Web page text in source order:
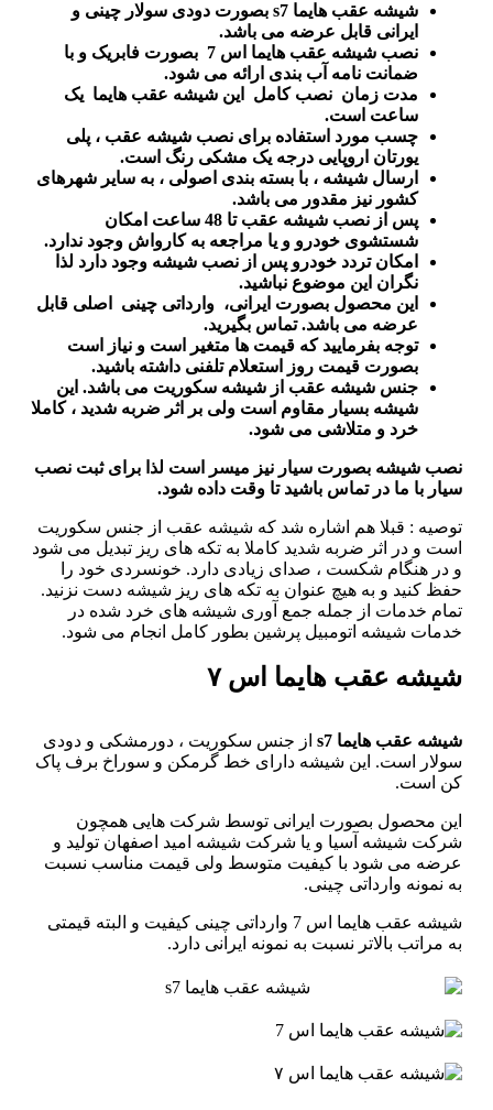
شیشه عقب هایما s7 بصورت دودی سولار چینی و
ایرانی قابل عرضه می باشد.
نصب شیشه عقب هایما اس 7 بصورت فابریک و با
ضمانت نامه آب بندی ارائه می شود.
مدت زمان نصب کامل این شیشه عقب هایما یک
ساعت است.
چسب مورد استفاده برای نصب شیشه عقب ، پلی
یورتان اروپایی درجه یک مشکی رنگ است.
ارسال شیشه ، با بسته بندی اصولی ، به سایر شهرهای
کشور نیز مقدور می باشد.
پس از نصب شیشه عقب تا 48 ساعت امکان
شستشوی خودرو و یا مراجعه به کارواش وجود ندارد.
امکان تردد خودرو پس از نصب شیشه وجود دارد لذا
نگران این موضوع نباشید.
این محصول بصورت ایرانی، وارداتی چینی اصلی قابل
عرضه می باشد. تماس بگیرید.
توجه بفرمایید که قیمت ها متغیر است و نیاز است
بصورت قیمت روز استعلام تلفنی داشته باشید.
جنس شیشه عقب از شیشه سکوریت می باشد. این
شیشه بسیار مقاوم است ولی بر اثر ضربه شدید ، کاملا
خرد و متلاشی می شود.
نصب شیشه بصورت سیار نیز میسر است لذا برای ثبت نصب
سیار با ما در تماس باشید تا وقت داده شود.
توصیه : قبلا هم اشاره شد که شیشه عقب از جنس سکوریت
است و در اثر ضربه شدید کاملا به تکه های ریز تبدیل می شود
و در هنگام شکست ، صدای زیادی دارد. خونسردی خود را
حفظ کنید و به هیچ عنوان به تکه های ریز شیشه دست نزنید.
تمام خدمات از جمله جمع آوری شیشه های خرد شده در
خدمات شیشه اتومبیل پرشین بطور کامل انجام می شود.
شیشه عقب هایما اس ۷
شیشه عقب هایما s7
از جنس سکوریت ، دورمشکی و دودی
سولار است. این شیشه دارای خط گرمکن و سوراخ برف پاک
کن است.
این محصول بصورت ایرانی توسط شرکت هایی همچون
شرکت شیشه آسیا و یا شرکت شیشه امید اصفهان تولید و
عرضه می شود با کیفیت متوسط ولی قیمت مناسب نسبت
به نمونه وارداتی چینی.
شیشه عقب هایما اس 7 وارداتی چینی کیفیت و البته قیمتی
به مراتب بالاتر نسبت به نمونه ایرانی دارد.